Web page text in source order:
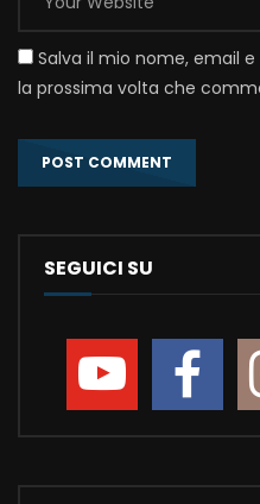
Salva il mio nome, email
la prossima volta che
SEGUICI SU